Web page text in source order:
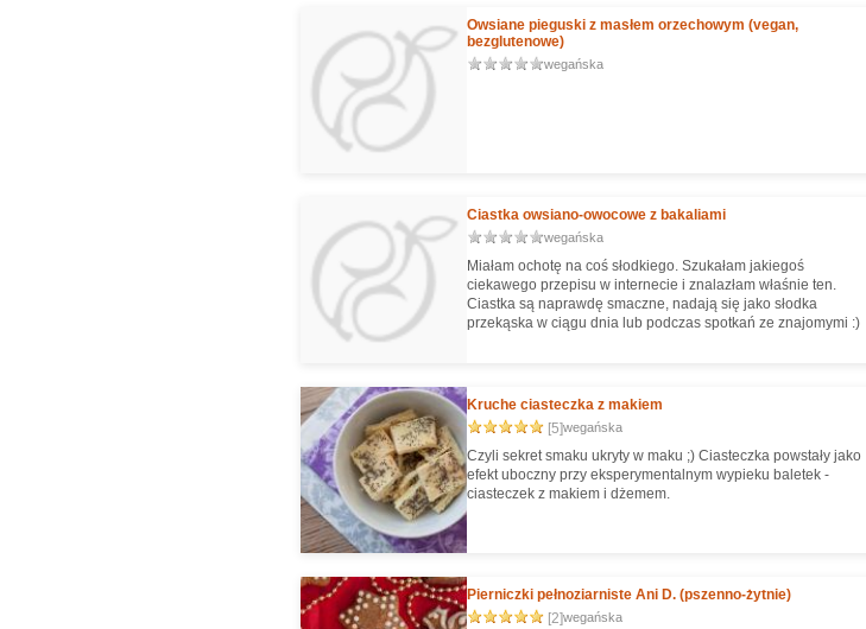
Owsiane pieguski z masłem orzechowym (vegan,
bezglutenowe)
wegańska
Ciastka owsiano-owocowe z bakaliami
wegańska
Miałam ochotę na coś słodkiego. Szukałam jakiegoś
ciekawego przepisu w internecie i znalazłam właśnie ten.
Ciastka są naprawdę smaczne, nadają się jako słodka
przekąska w ciągu dnia lub podczas spotkań ze znajomymi :)
Kruche ciasteczka z makiem
[5]wegańska
Czyli sekret smaku ukryty w maku ;) Ciasteczka powstały jako
efekt uboczny przy eksperymentalnym wypieku baletek -
ciasteczek z makiem i dżemem.
Pierniczki pełnoziarniste Ani D. (pszenno-żytnie)
[2]wegańska